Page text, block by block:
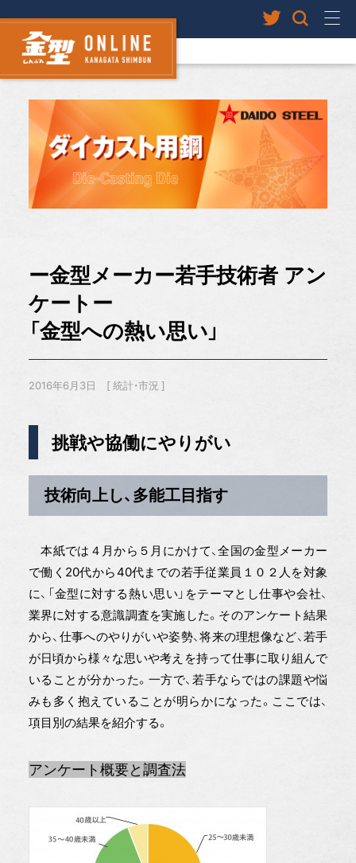
ー金型メーカー若手技術者 アン
ケートー
「金型への熱い思い」
2016年6月3日 統計・市況
挑戦や協働にやりがい
技術向上し、多能工目指す
本紙では４月から５月にかけて、全国の金型メーカー
で働く20代から40代までの若手従業員１０２人を対象
に、「金型に対する熱い思い」をテーマとし仕事や会社、
業界に対する意識調査を実施した。そのアンケート結果
から、仕事へのやりがいや姿勢、将来の理想像など、若手
が日頃から様々な思いや考えを持って仕事に取り組んで
いることが分かった。一方で、若手ならではの課題や悩
みも多く抱えていることが明らかになった。ここでは、
項目別の結果を紹介する。
アンケート概要と調査法